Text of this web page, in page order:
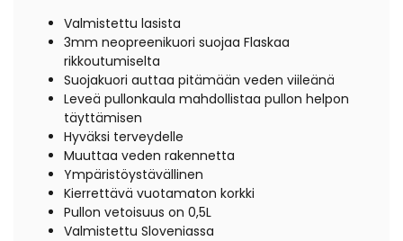
Valmistettu lasista
3mm neopreenikuori suojaa Flaskaa
rikkoutumiselta
Suojakuori auttaa pitämään veden viileänä
Leveä pullonkaula mahdollistaa pullon helpon
täyttämisen
Hyväksi terveydelle
Muuttaa veden rakennetta
Ympäristöystävällinen
Kierrettävä vuotamaton korkki
Pullon vetoisuus on 0,5L
Valmistettu Sloveniassa